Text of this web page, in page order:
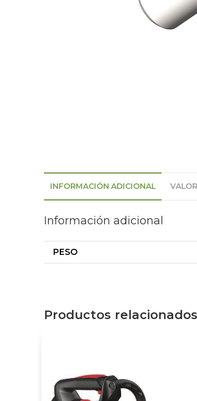
INFORMACIÓN ADICIONAL
Información adicional
PESO
Productos relacionados